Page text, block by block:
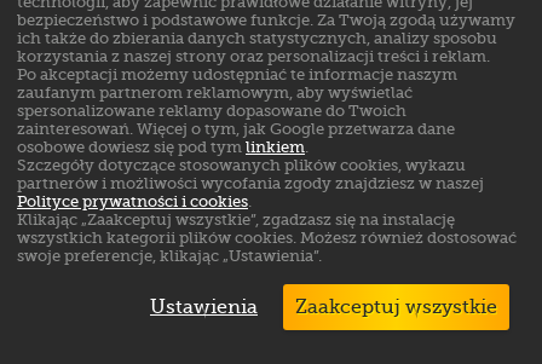
Znajdź nas na:
Markowe buty sklep online. ©ButSklep.pl 2026
Created by: MediaAmbassador
bezpieczeństwo i podstawowe funkcje. Za Twoją zgodą używamy
ich także do zbierania danych statystycznych, analizy sposobu
korzystania z naszej strony oraz personalizacji treści i reklam.
Po akceptacji możemy udostępniać te informacje naszym
zaufanym partnerom reklamowym, aby wyświetlać
spersonalizowane reklamy dopasowane do Twoich
zainteresowań. Więcej o tym, jak Google przetwarza dane
osobowe dowiesz się pod tym linkiem.
Szczegóły dotyczące stosowanych plików cookies, wykazu
partnerów i możliwości wycofania zgody znajdziesz w naszej
Polityce prywatności i cookies.
Klikając „Zaakceptuj wszystkie”, zgadzasz się na instalację
wszystkich kategorii plików cookies. Możesz również dostosować
swoje preferencje, klikając „Ustawienia”.
Ustawienia Zaakceptuj wszystkie